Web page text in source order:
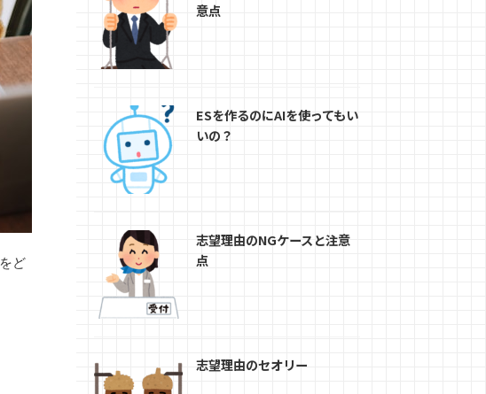
ど
意点
ESを作るのにAIを使ってもい
いの？
志望理由のNGケースと注意
点
志望理由のセオリー